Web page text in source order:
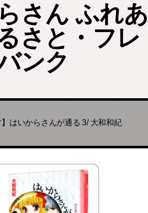
さん ふれあ
さと・フレ
ンク
】はいからさんが通る 3/ 大和和紀